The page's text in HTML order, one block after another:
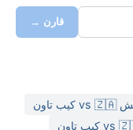
الحرارة إلى ما
على مدار العام،
للزيارة، يجب
ألوان فاتحة لفصل
لمواجهة أشعة
الثقيلة والسترات
قارن →